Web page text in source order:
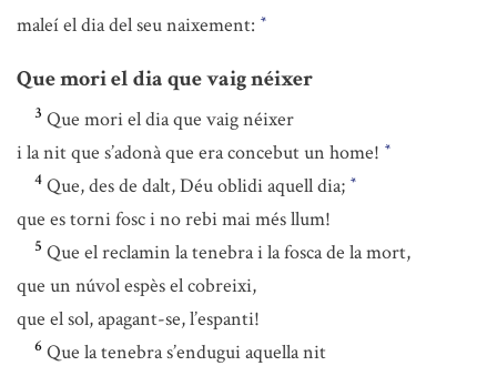
maleí el dia del seu naixement: *
Que mori el dia que vaig néixer
3 Que mori el dia que vaig néixer
i la nit que s’adonà que era concebut un home! *
4 Que, des de dalt, Déu oblidi aquell dia; *
que es torni fosc i no rebi mai més llum!
5 Que el reclamin la tenebra i la fosca de la mort,
que un núvol espès el cobreixi,
que el sol, apagant-se, l’espanti!
6 Que la tenebra s’endugui aquella nit